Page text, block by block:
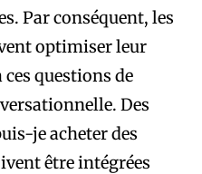
Par conséquent, les
optimiser leur
questions de
Des
je acheter des
être intégrées